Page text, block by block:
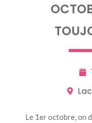
Le 1er octobre, on